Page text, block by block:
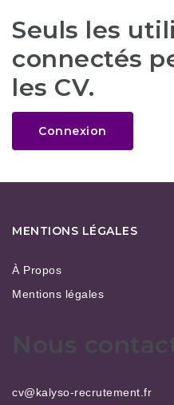
Seuls les
connectés
les CV.
Connexion
MENTIONS LÉGALES
À Propos
Mentions légales
Nous
cv@kalyso-recrutement.fr